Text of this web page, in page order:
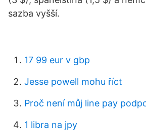
sazba vyšší.
17 99 eur v gbp
Jesse powell mohu říct
Proč není můj line pay
1 libra na jpy